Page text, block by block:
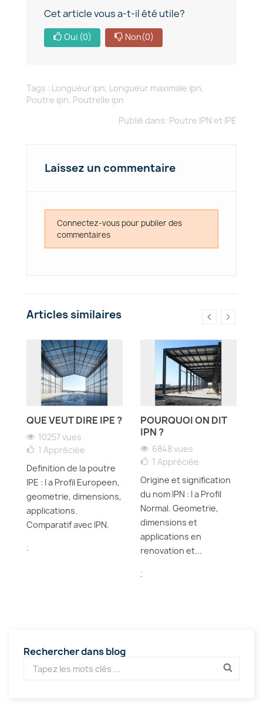
Cet article vous a-t-il été utile?
Oui (0) Non(0)
Tags : Longueur ipn, Longueur maximale ipn,
Poutre ipn, Poutrelle ipn
Publié dans: Poutre IPN et IPE
Laissez un commentaire
Connectez-vous pour publier des
commentaires
Articles similaires
QUE VEUT DIRE IPE ?
10257 vues
1 Appréciée
Definition de la poutre
IPE : I a Profil Europeen,
geometrie, dimensions,
applications.
Comparatif avec IPN.
.
POURQUOI ON DIT
IPN ?
6848 vues
1 Appréciée
Origine et signification
du nom IPN : I a Profil
Normal. Geometrie,
dimensions et
applications en
renovation et...
.
Rechercher dans blog